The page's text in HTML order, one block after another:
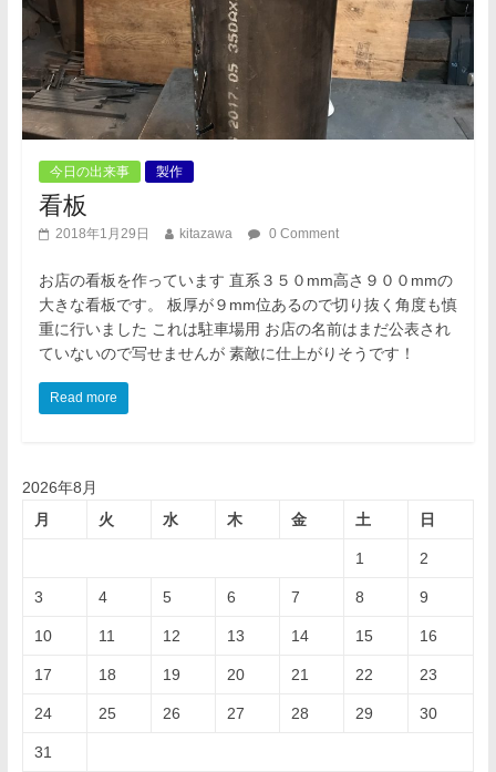
今日の出来事 製作
看板
2018年1月29日 kitazawa 0 Comment
お店の看板を作っています 直系３５０mm高さ９００mmの
大きな看板です。 板厚が９mm位あるので切り抜く角度も慎
重に行いました これは駐車場用 お店の名前はまだ公表され
ていないので写せませんが 素敵に仕上がりそうです！
Read more
2026年8月
月
火 水 木 金 土 日
1 2
3 4 5 6 7 8 9
10 11 12 13 14 15 16
17 18 19 20 21 22 23
24 25 26 27 28 29 30
31